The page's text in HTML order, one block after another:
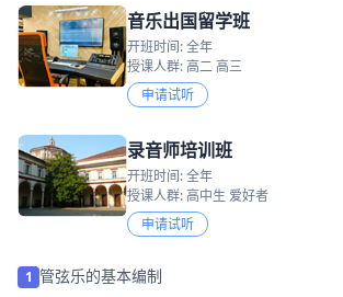
音乐出国留学班
开班时间: 全年
授课人群: 高二 高三
申请试听
录音师培训班
开班时间: 全年
授课人群: 高中生 爱好者
申请试听
1 管弦乐的基本编制